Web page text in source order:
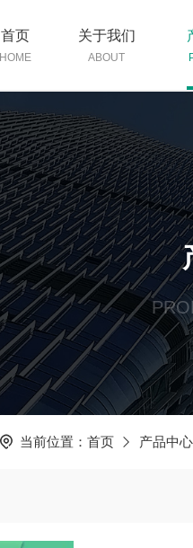
首页
HOME
关于我们
ABOUT
当前位置： 首页 产品中心